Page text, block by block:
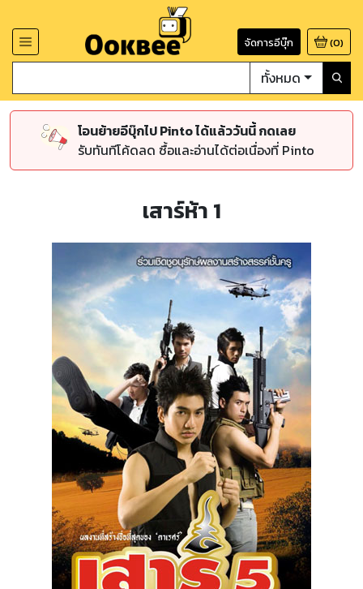
จัดการอีบุ๊ก (0)
ทั้งหมด
โอนย้ายอีบุ๊กไป Pinto ได้แล้ววันนี้ กดเลย
รับทันทีโค้ดลด ซื้อและอ่านได้ต่อเนื่องที่ Pinto
เสาร์ห้า 1